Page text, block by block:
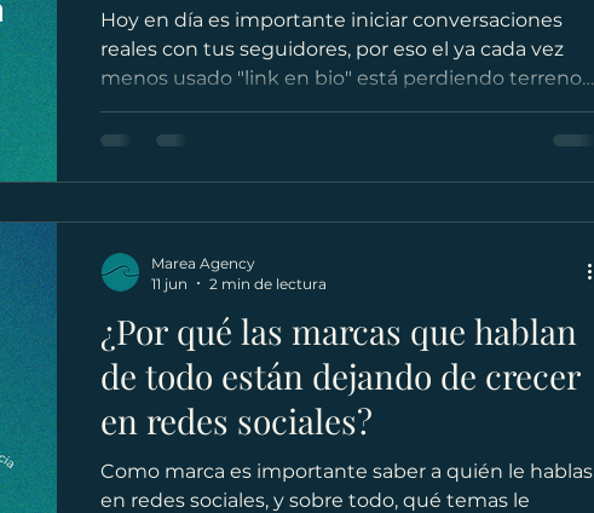
Hoy en día es importante iniciar conversaciones
reales con tus seguidores, por eso el ya cada vez
menos usado "link en bio" está perdiendo terreno
frente a "comenta X" o "Manda DM".
¿Por qué las marcas que hablan
de todo están dejando de crecer
en redes sociales?
Como marca es importante saber a quién le hablas
en redes sociales, y sobre todo, qué temas le
Marea Agency
11 jun
2 min de lectura